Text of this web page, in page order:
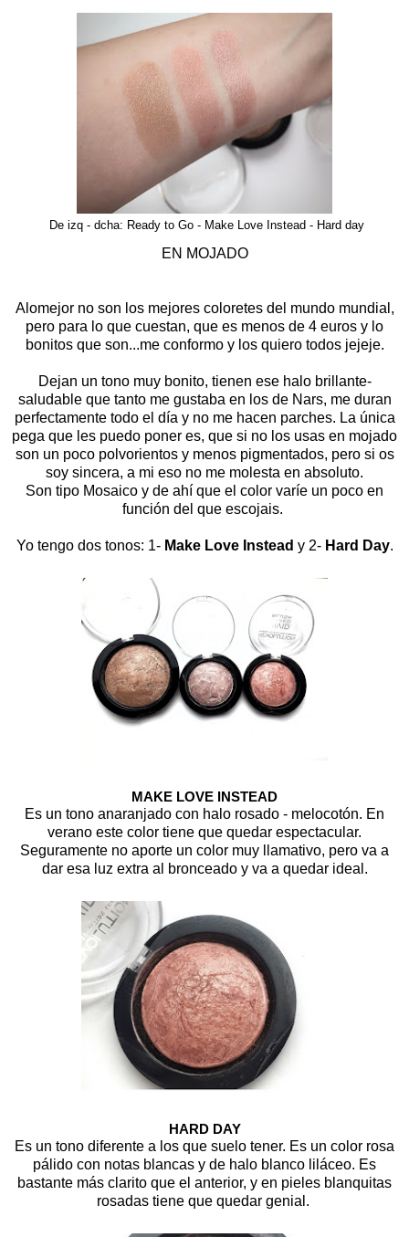
De izq - dcha: Ready to Go - Make Love Instead - Hard day
EN MOJADO
Alomejor no son los mejores coloretes del mundo mundial,
pero para lo que cuestan, que es menos de 4 euros y lo
bonitos que son...me conformo y los quiero todos jejeje.
Dejan un tono muy bonito, tienen ese halo brillante-
saludable que tanto me gustaba en los de Nars, me duran
perfectamente todo el día y no me hacen parches. La única
pega que les puedo poner es, que si no los usas en mojado
son un poco polvorientos y menos pigmentados, pero si os
soy sincera, a mi eso no me molesta en absoluto.
Son tipo Mosaico y de ahí que el color varíe un poco en
función del que escojais.
Yo tengo dos tonos: 1- Make Love Instead y 2- Hard Day.
MAKE LOVE INSTEAD
Es un tono anaranjado con halo rosado - melocotón. En
verano este color tiene que quedar espectacular.
Seguramente no aporte un color muy llamativo, pero va a
dar esa luz extra al bronceado y va a quedar ideal.
HARD DAY
Es un tono diferente a los que suelo tener. Es un color rosa
pálido con notas blancas y de halo blanco liláceo. Es
bastante más clarito que el anterior, y en pieles blanquitas
rosadas tiene que quedar genial.